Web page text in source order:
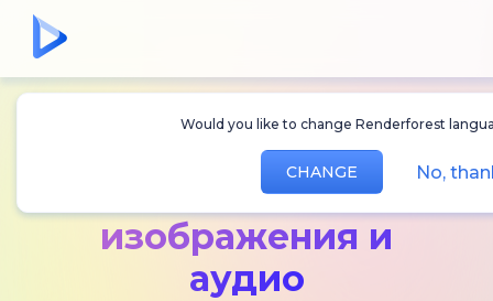
Would you like to change Renderforest
CHANGE No,
СоздавайтеИИ-
видео,
изображения и
аудио